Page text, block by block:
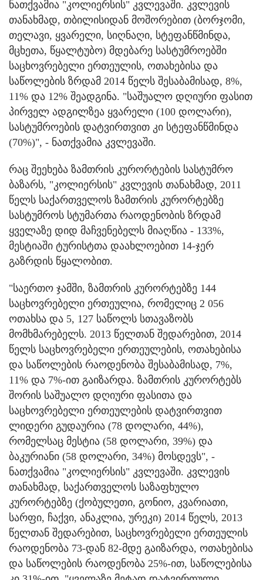
ნათქვამია "კოლიერსის" კვლევაში. კვლევის
თანახმად, თბილისიდან მოშორებით (ბორჯომი,
თელავი, ყვარელი, სიღნაღი, სტეფანწმინდა,
მცხეთა, წყალტუბო) მდებარე სასტუმროებში
საცხოვრებელი ერთეულის, ოთახებისა და
საწოლების ზრდამ 2014 წელს შესაბამისად, 8%,
11% და 12% შეადგინა. "საშუალო დღიური ფასით
პირველ ადგილზეა ყვარელი (100 დოლარი),
სასტუმროების დატვირთვით კი სტეფანწმინდა
(70%)", - ნათქვამია კვლევაში.
რაც შეეხება ზამთრის კურორტების სასტუმრო
ბაზარს, "კოლიერსის" კვლევის თანახმად, 2011
წელს საქართველოს ზამთრის კურორტებზე
სასტუმროს სტუმართა რაოდენობის ზრდამ
ყველაზე დიდ მაჩვენებელს მიაღწია - 133%,
მესტიაში ტურისტთა დაახლოებით 14-ჯერ
გაზრდის წყალობით.
"საერთო ჯამში, ზამთრის კურორტებზე 144
საცხოვრებელი ერთეულია, რომელიც 2 056
ოთახსა და 5, 127 საწოლს სთავაზობს
მომხმარებელს. 2013 წელთან შედარებით, 2014
წელს საცხოვრებელი ერთეულების, ოთახებისა
და საწოლების რაოდენობა შესაბამისად, 7%,
11% და 7%-ით გაიზარდა. ზამთრის კურორტებს
შორის საშუალო დღიური ფასითა და
საცხოვრებელი ერთეულების დატვირთვით
ლიდერი გუდაურია (78 დოლარი, 44%),
რომელსაც მესტია (58 დოლარი, 39%) და
ბაკურიანი (58 დოლარი, 34%) მოსდევს", -
ნათქვამია "კოლიერსის" კვლევაში. კვლევის
თანახმად, საქართველოს საზაფხულო
კურორტებზე (ქობულეთი, გონიო, კვარიათი,
სარფი, ჩაქვი, ანაკლია, ურეკი) 2014 წელს, 2013
წელთან შედარებით, საცხოვრებელი ერთეულის
რაოდენობა 73-დან 82-მდე გაიზარდა, ოთახებისა
და საწოლების რაოდენობა 25%-ით, საწოლებისა